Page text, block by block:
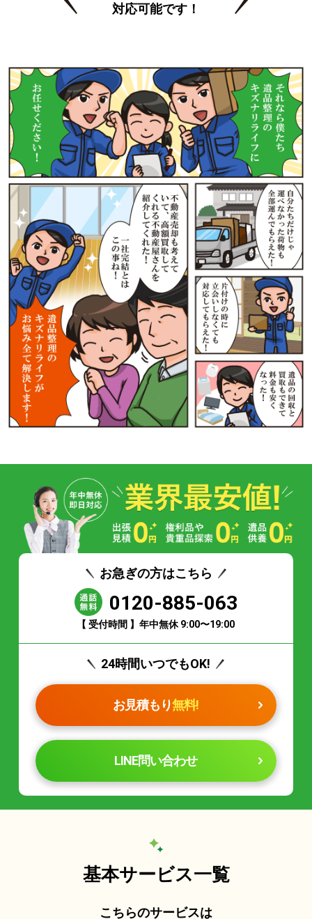
対応可能です！
お急ぎの方はこちら
0120-885-063
【 受付時間 】年中無休 9:00〜19:00
24時間いつでもOK!
お見積もり無料!
LINE問い合わせ
基本サービス一覧
こちらのサービスは